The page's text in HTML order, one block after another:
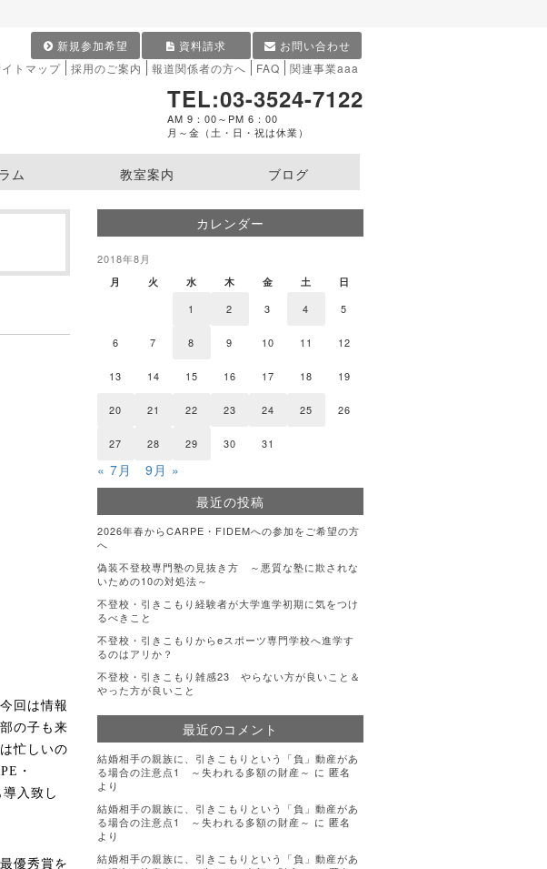
お問い合わせ
資料請求
新規参加希望
関連事業aaa
FAQ
報道関係者の方へ
採用のご案内
トマップ
TEL:03-3524-7122
AM 9：00～PM 6：00
月～金（土・日・祝は休業）
ム 教室案内 ブログ
回は情報
の子も来
忙しいの
・
入致し
優秀賞を
カレンダー
2018年8月
月 火 水 木 金 土 日
1 2 3 4 5
6 7 8 9 10 11 12
13 14 15 16 17 18 19
20 21 22 23 24 25 26
27 28 29 30 31
« 7月
9月 »
最近の投稿
2026年春からCARPE・FIDEMへの参加をご希望の方
へ
偽装不登校専門塾の見抜き方 ～悪質な塾に欺されな
いための10の対処法～
不登校・引きこもり経験者が大学進学初期に気をつけ
るべきこと
不登校・引きこもりからeスポーツ専門学校へ進学す
るのはアリか？
不登校・引きこもり雑感23 やらない方が良いこと＆
やった方が良いこと
最近のコメント
結婚相手の親族に、引きこもりという「負」動産があ
る場合の注意点1 ～失われる多額の財産～ に 匿名
より
結婚相手の親族に、引きこもりという「負」動産があ
る場合の注意点1 ～失われる多額の財産～ に 匿名
より
結婚相手の親族に、引きこもりという「負」動産があ